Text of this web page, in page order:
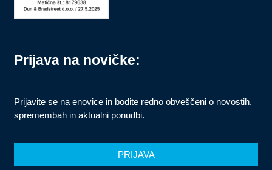
Prijava na novičke:
Prijavite se na enovice in bodite redno obveščeni o novostih,
spremembah in aktualni ponudbi.
PRIJAVA